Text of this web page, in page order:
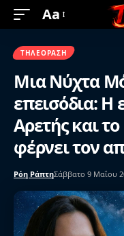
Aa
ΤΗΛΕΌΡΑΣΗ
Μια Νύχτα
επεισόδια: Η
Αρετής και
φέρνει τον
Ρόη ΡάπτηΣάββατο 9 Μαΐου